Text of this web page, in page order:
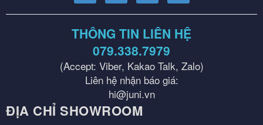
THÔNG TIN LIÊN HỆ
079.338.7979
(Accept: Viber, Kakao Talk, Zalo)
Liên hệ nhận báo giá:
hi@juni.vn
ĐỊA CHỈ SHOWROOM